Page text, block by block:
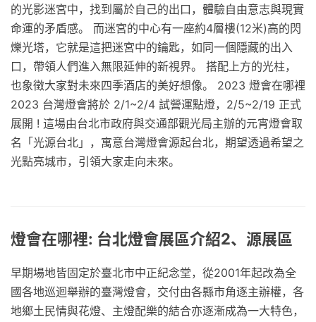
的光影迷宮中，找到屬於自己的出口，體驗自由意志與現實
命運的矛盾感。 而迷宮的中心有一座約4層樓(12米)高的閃
爍光塔，它就是這把迷宮中的鑰匙，如同一個隱藏的出入
口，帶領人們進入無限延伸的新視界。 搭配上方的光柱，
也象徵大家對未來四季酒店的美好想像。 2023 燈會在哪裡
2023 台灣燈會將於 2/1~2/4 試營運點燈，2/5~2/19 正式
展開 ! 這場由台北市政府與交通部觀光局主辦的元宵燈會取
名「光源台北」，寓意台灣燈會源起台北，期望透過希望之
光點亮城市，引領大家走向未來。
燈會在哪裡: 台北燈會展區介紹2、源展區
早期場地皆固定於臺北市中正紀念堂，從2001年起改為全
國各地巡迴舉辦的臺灣燈會，交付由各縣市角逐主辦權，各
地鄉土民情與花燈、主燈配樂的結合亦逐漸成為一大特色，